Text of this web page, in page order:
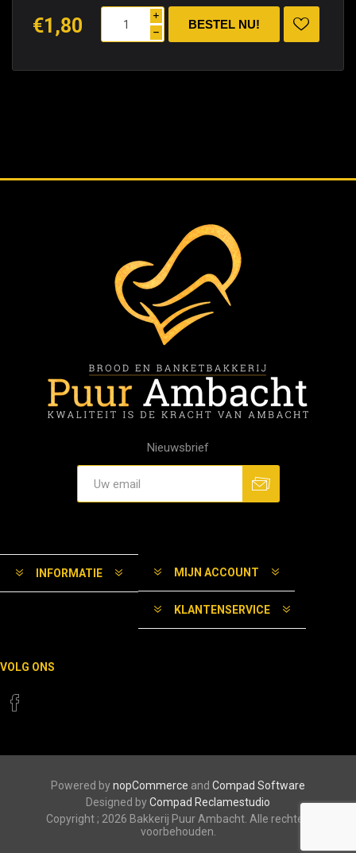
€1,80 i
h
Nieuwsbrief
INFORMATIE MIJN ACCOUNT
KLANTENSERVICE
VOLG ONS
Powered bynopCommerce and Compad Software
Designed byCompad Reclamestudio
Copyright ; 2026 Bakkerij Puur Ambacht. Alle rechten
voorbehouden.